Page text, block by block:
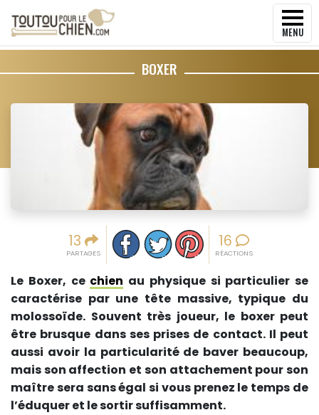
MENU
BOXER
13
PARTAGES
Partager sur facebook
Partager sur Twitter
Epingler sur Pinterest
16
RÉACTIONS
Le Boxer, ce chien au physique si particulier se
caractérise par une tête massive, typique du
molossoïde. Souvent très joueur, le boxer peut
être brusque dans ses prises de contact. Il peut
aussi avoir la particularité de baver beaucoup,
mais son affection et son attachement pour son
maître sera sans égal si vous prenez le temps de
l’éduquer et le sortir suffisamment.